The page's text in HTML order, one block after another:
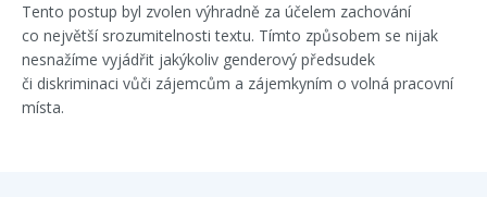
Tento postup byl zvolen výhradně za účelem zachování
co největší srozumitelnosti textu. Tímto způsobem se nijak
nesnažíme vyjádřit jakýkoliv genderový předsudek
či diskriminaci vůči zájemcům a zájemkyním o volná pracovní
místa.